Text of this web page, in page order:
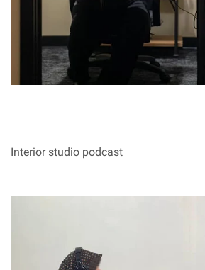
Interior studio podcast